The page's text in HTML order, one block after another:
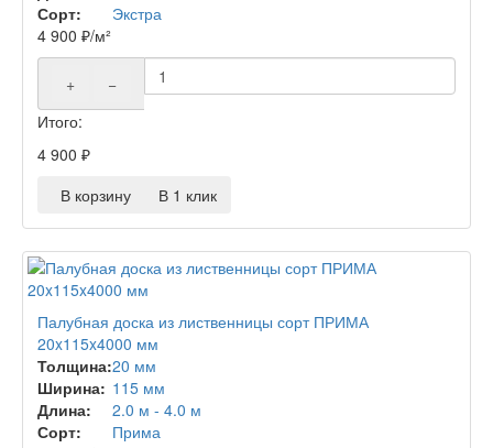
Сорт:
Экстра
4 900 ₽/м²
+
−
Итого:
4 900 ₽
В корзину
В 1 клик
Палубная доска из лиственницы сорт ПРИМА
20x115x4000 мм
Толщина:20 мм
Ширина: 115 мм
Длина:
2.0 м - 4.0 м
Сорт:
Прима